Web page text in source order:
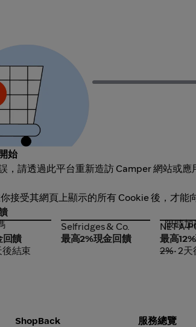
始
，請透過此平台重新造訪 Camper 網站或應
接受其網頁上顯示的所有 Cookie 後，才能
回饋
後結束
Selfridges & Co.
Selfridges & Co.
最高2%現金回饋
NET-A-
限時加
NET-A-
最高
2%• 2
ShopBack 服務總覽